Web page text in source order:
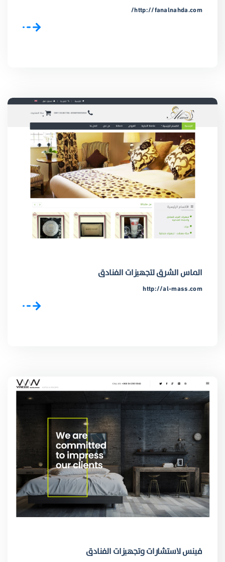
http://fanalnahda.com/
الماس الشرق لتجهيزات الفنادق
http://al-mass.com
فينس لاستشارات وتجهيزات الفنادق